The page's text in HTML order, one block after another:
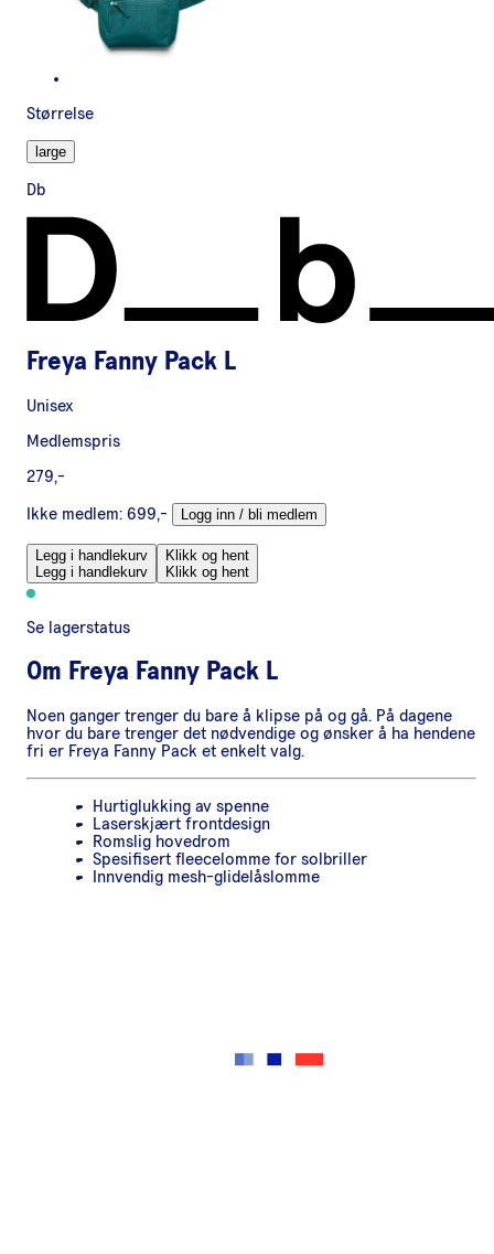
Størrelse
large
Db
Freya Fanny Pack L
Unisex
Medlemspris
279,-
Ikke medlem: 699,- Logg inn / bli medlem
Legg i handlekurv
Legg i handlekurv
Klikk og hent
Klikk og hent
Se lagerstatus
Om Freya Fanny Pack L
Noen ganger trenger du bare å klipse på og gå. På dagene
hvor du bare trenger det nødvendige og ønsker å ha hendene
fri er Freya Fanny Pack et enkelt valg.
Hurtiglukking av spenne
Laserskjært frontdesign
Romslig hovedrom
Spesifisert fleecelomme for solbriller
Innvendig mesh-glidelåslomme